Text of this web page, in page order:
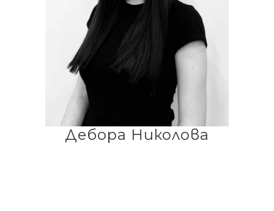
Дебора Николова